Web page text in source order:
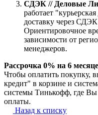
СДЭК // Деловые
работает
доставку через
Ориентировочное
зависимости от
менеджеров.
Рассрочка 0% на 6
Чтобы оплатить покупку,
кредит" в корзине и
системы Тинькофф, где
оплаты.
Назад к списку